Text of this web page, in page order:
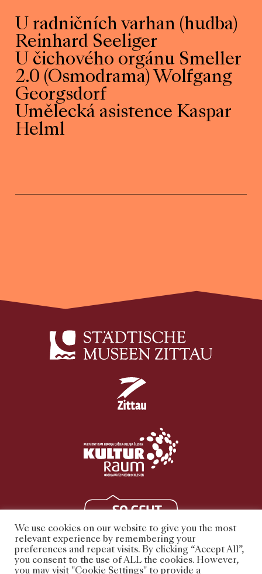
U radničních varhan (hudba)
Reinhard Seeliger
U čichového orgánu Smeller
2.0 (Osmodrama) Wolfgang
Georgsdorf
Umělecká asistence Kaspar
Helml
We use cookies on our website to give you the most
relevant experience by remembering your
preferences and repeat visits. By clicking “Accept All”,
you consent to the use of ALL the cookies. However,
you may visit "Cookie Settings" to provide a